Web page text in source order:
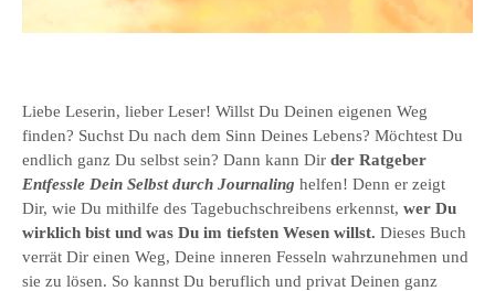
Liebe Leserin, lieber Leser! Willst Du Deinen eigenen Weg
finden? Suchst Du nach dem Sinn Deines Lebens? Möchtest Du
endlich ganz Du selbst sein? Dann kann Dir der Ratgeber
Entfessle Dein Selbst durch Journaling helfen! Denn er zeigt
Dir, wie Du mithilfe des Tagebuchschreibens erkennst, wer Du
wirklich bist und was Du im tiefsten Wesen willst. Dieses Buch
verrät Dir einen Weg, Deine inneren Fesseln wahrzunehmen und
sie zu lösen. So kannst Du beruflich und privat Deinen ganz